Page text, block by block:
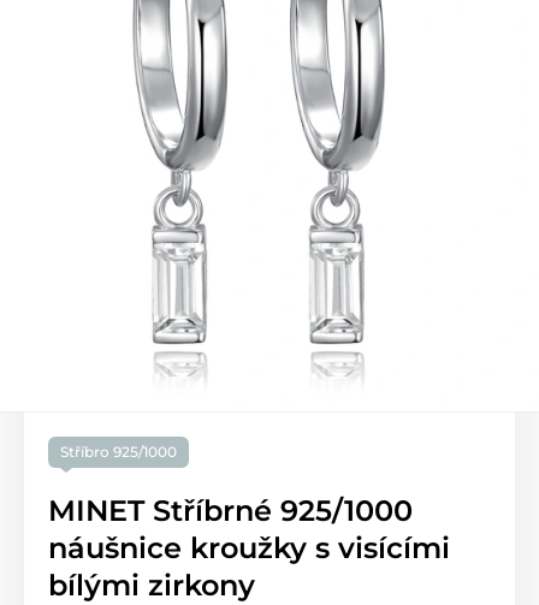
Stříbro 925/1000
MINET Stříbrné 925/1000
náušnice kroužky s visícími
bílými zirkony